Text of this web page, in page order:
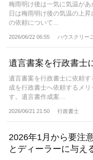
梅雨明け後は一気に気温が
日は梅雨明け後の気温の上
の依頼について...
2026/06/22 06:55 ハウスクリー
遺言書案を行政書士
遺言書案を行政書士に依頼
成を行政書士へ依頼するメ
す。遺言書作成案...
2026/06/21 21:50 行政書士
2026年1月から要注
とディーラーに与え